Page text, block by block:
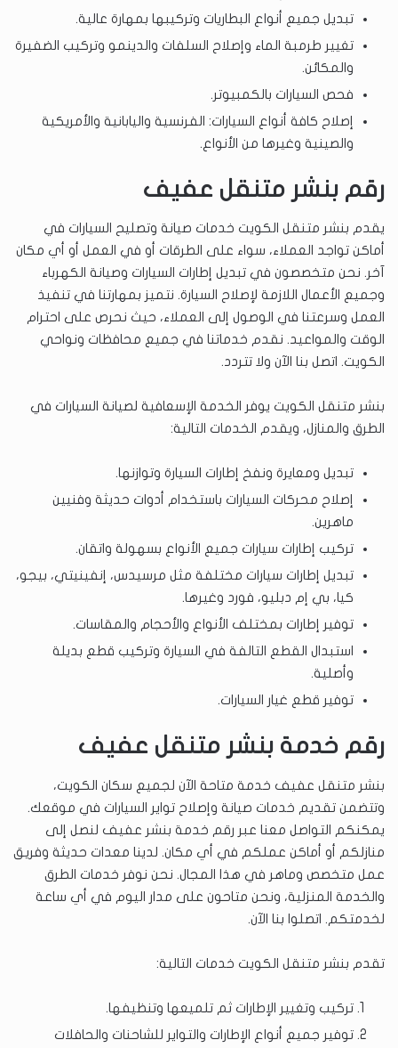
تبديل جميع أنواع البطاريات وتركيبها بمهارة عالية.
تغيير طرمبة الماء وإصلاح السلفات والدينمو وتركيب الضفيرة
والمكائن.
فحص السيارات بالكمبيوتر.
إصلاح كافة أنواع السيارات: الفرنسية واليابانية والأمريكية
والصينية وغيرها من الأنواع.
رقم بنشر متنقل عفيف
يقدم بنشر متنقل الكويت خدمات صيانة وتصليح السيارات في
أماكن تواجد العملاء، سواء على الطرقات أو في العمل أو أي مكان
آخر. نحن متخصصون في تبديل إطارات السيارات وصيانة الكهرباء
وجميع الأعمال اللازمة لإصلاح السيارة. نتميز بمهارتنا في تنفيذ
العمل وسرعتنا في الوصول إلى العملاء، حيث نحرص على احترام
الوقت والمواعيد. نقدم خدماتنا في جميع محافظات ونواحي
الكويت. اتصل بنا الآن ولا تتردد.
بنشر متنقل الكويت يوفر الخدمة الإسعافية لصيانة السيارات في
الطرق والمنازل، ويقدم الخدمات التالية:
تبديل ومعايرة ونفخ إطارات السيارة وتوازنها.
إصلاح محركات السيارات باستخدام أدوات حديثة وفنيين
ماهرين.
تركيب إطارات سيارات جميع الأنواع بسهولة واتقان.
تبديل إطارات سيارات مختلفة مثل مرسيدس، إنفينيتي، بيجو،
كيا، بي إم دبليو، فورد وغيرها.
توفير إطارات بمختلف الأنواع والأحجام والمقاسات.
استبدال القطع التالفة في السيارة وتركيب قطع بديلة
وأصلية.
توفير قطع غيار السيارات.
رقم خدمة بنشر متنقل عفيف
بنشر متنقل عفيف خدمة متاحة الآن لجميع سكان الكويت،
وتتضمن تقديم خدمات صيانة وإصلاح تواير السيارات في موقعك.
يمكنكم التواصل معنا عبر رقم خدمة بنشر عفيف لنصل إلى
منازلكم أو أماكن عملكم في أي مكان. لدينا معدات حديثة وفريق
عمل متخصص وماهر في هذا المجال. نحن نوفر خدمات الطرق
والخدمة المنزلية، ونحن متاحون على مدار اليوم في أي ساعة
لخدمتكم. اتصلوا بنا الآن.
تقدم بنشر متنقل الكويت خدمات التالية:
تركيب وتغيير الإطارات ثم تلميعها وتنظيفها.
توفير جميع أنواع الإطارات والتواير للشاحنات والحافلات